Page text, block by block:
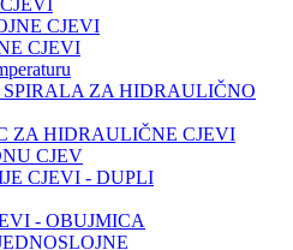
CJEVI
CJEVI
ZA HIDRAULIČNO
ZA HIDRAULIČNE CJEVI
CJEV
CJEVI - DUPLI
- OBUJMICA